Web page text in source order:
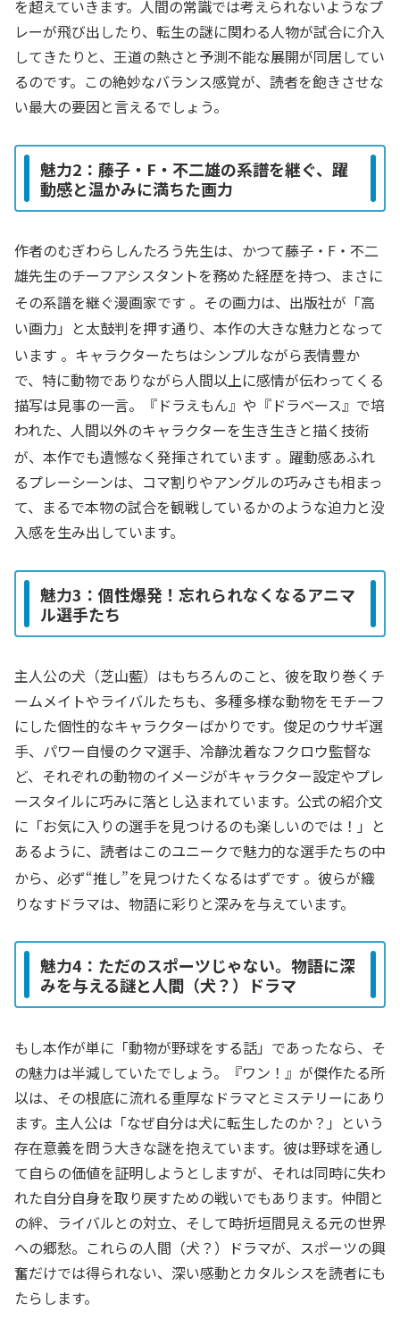
を超えていきます。人間の常識では考えられないようなプ
レーが飛び出したり、転生の謎に関わる人物が試合に介入
してきたりと、王道の熱さと予測不能な展開が同居してい
るのです。この絶妙なバランス感覚が、読者を飽きさせな
い最大の要因と言えるでしょう。
魅力2：藤子・F・不二雄の系譜を継ぐ、躍
動感と温かみに満ちた画力
作者のむぎわらしんたろう先生は、かつて藤子・F・不二
雄先生のチーフアシスタントを務めた経歴を持つ、まさに
その系譜を継ぐ漫画家です 。その画力は、出版社が「高
い画力」と太鼓判を押す通り、本作の大きな魅力となって
います 。キャラクターたちはシンプルながら表情豊か
で、特に動物でありながら人間以上に感情が伝わってくる
描写は見事の一言。『ドラえもん』や『ドラベース』で培
われた、人間以外のキャラクターを生き生きと描く技術
が、本作でも遺憾なく発揮されています 。躍動感あふれ
るプレーシーンは、コマ割りやアングルの巧みさも相まっ
て、まるで本物の試合を観戦しているかのような迫力と没
入感を生み出しています。
魅力3：個性爆発！忘れられなくなるアニマ
ル選手たち
主人公の犬（芝山藍）はもちろんのこと、彼を取り巻くチ
ームメイトやライバルたちも、多種多様な動物をモチーフ
にした個性的なキャラクターばかりです。俊足のウサギ選
手、パワー自慢のクマ選手、冷静沈着なフクロウ監督な
ど、それぞれの動物のイメージがキャラクター設定やプレ
ースタイルに巧みに落とし込まれています。公式の紹介文
に「お気に入りの選手を見つけるのも楽しいのでは！」と
あるように、読者はこのユニークで魅力的な選手たちの中
から、必ず“推し”を見つけたくなるはずです 。彼らが織
りなすドラマは、物語に彩りと深みを与えています。
魅力4：ただのスポーツじゃない。物語に深
みを与える謎と人間（犬？）ドラマ
もし本作が単に「動物が野球をする話」であったなら、そ
の魅力は半減していたでしょう。『ワン！』が傑作たる所
以は、その根底に流れる重厚なドラマとミステリーにあり
ます。主人公は「なぜ自分は犬に転生したのか？」という
存在意義を問う大きな謎を抱えています。彼は野球を通し
て自らの価値を証明しようとしますが、それは同時に失わ
れた自分自身を取り戻すための戦いでもあります。仲間と
の絆、ライバルとの対立、そして時折垣間見える元の世界
への郷愁。これらの人間（犬？）ドラマが、スポーツの興
奮だけでは得られない、深い感動とカタルシスを読者にも
たらします。